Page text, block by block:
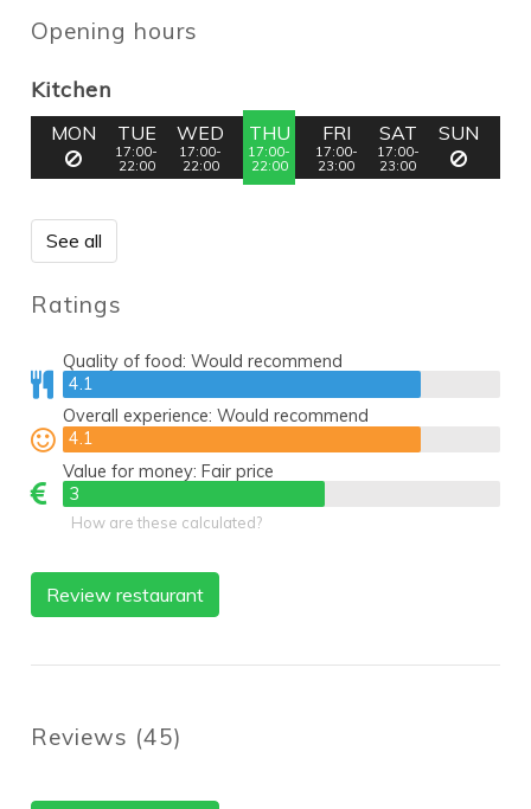
Opening hours
Kitchen
MON TUE
17:00-
22:00
WED
17:00-
22:00
THU
17:00-
22:00
FRI
17:00-
23:00
SAT
17:00-
23:00
SUN
See all
Ratings
Quality of food:Would recommend
4.1
4.1
Overall experience:Would recommend
4.1
4.1
Value for money:Fair price
3
3
How are these calculated?
Review restaurant
Reviews (45)